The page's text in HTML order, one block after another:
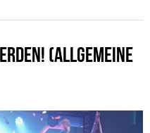
(ALLGEMEINE